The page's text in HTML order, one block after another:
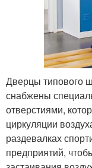
Дверцы типового
снабжены
отверстиями,
циркуляции
раздевалках
предприятий,